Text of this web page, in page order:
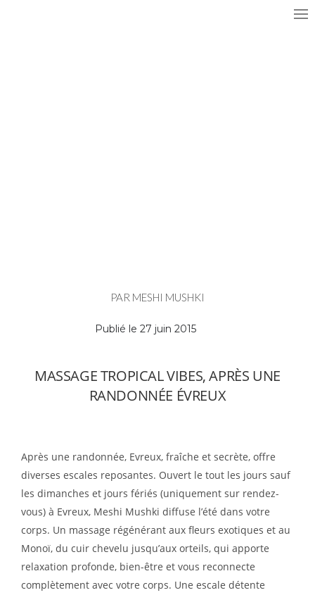
PAR MESHI MUSHKI
Publié le 27 juin 2015
MASSAGE TROPICAL VIBES, APRÈS UNE
RANDONNÉE ÉVREUX
Après une randonnée, Evreux, fraîche et secrète, offre
diverses escales reposantes. Ouvert le tout les jours sauf
les dimanches et jours fériés (uniquement sur rendez-
vous) à Evreux, Meshi Mushki diffuse l’été dans votre
corps. Un massage régénérant aux fleurs exotiques et au
Monoï, du cuir chevelu jusqu’aux orteils, qui apporte
relaxation profonde, bien-être et vous reconnecte
complètement avec votre corps. Une escale détente